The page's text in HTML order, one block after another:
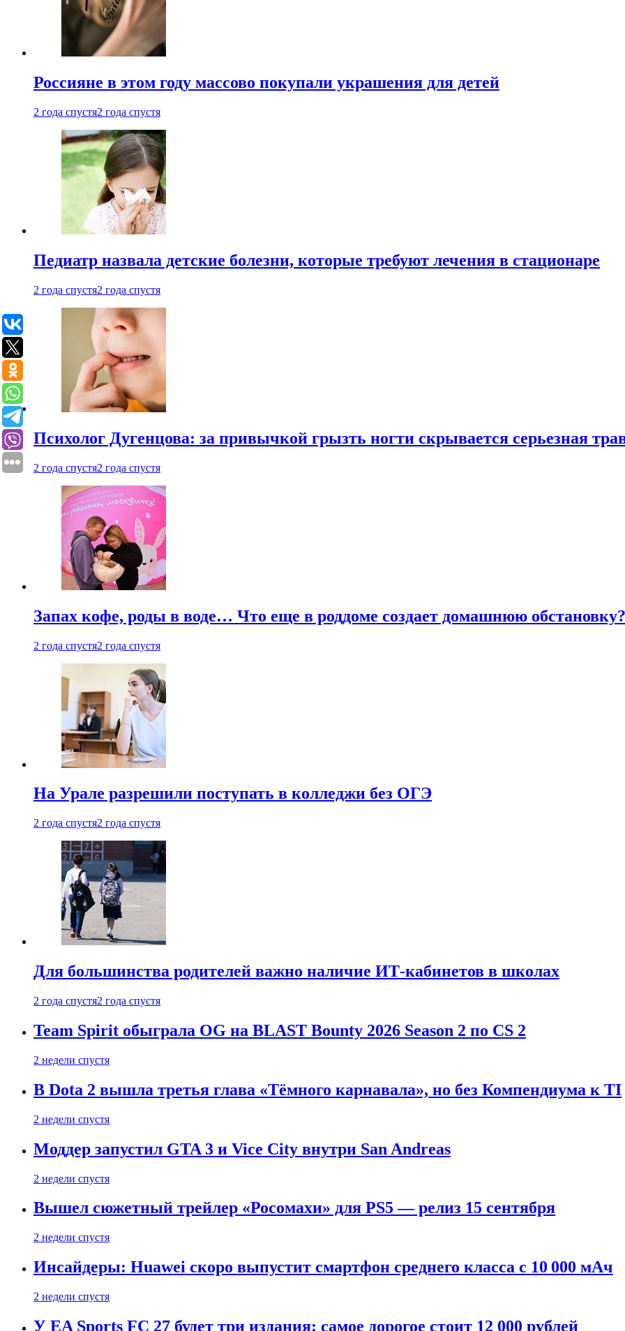
Россияне в этом году массово покупали украшения для детей
2 года спустя2 года спустя
Педиатр назвала детские болезни, которые требуют лечения в стационаре
2 года спустя2 года спустя
Психолог Дугенцова: за привычкой грызть ногти скрывается серьезная
2 года спустя2 года спустя
Запах кофе, роды в воде… Что еще в роддоме создает домашнюю обстановку?
2 года спустя2 года спустя
На Урале разрешили поступать в колледжи без ОГЭ
2 года спустя2 года спустя
Для большинства родителей важно наличие ИТ-кабинетов в школах
2 года спустя2 года спустя
Team Spirit обыграла OG на BLAST Bounty 2026 Season 2 по CS 2
2 недели спустя
В Dota 2 вышла третья глава «Тёмного карнавала», но без Компендиума к TI
2 недели спустя
Моддер запустил GTA 3 и Vice City внутри San Andreas
2 недели спустя
Вышел сюжетный трейлер «Росомахи» для PS5 — релиз 15 сентября
2 недели спустя
Инсайдеры: Huawei скоро выпустит смартфон среднего класса с 10 000 мАч
2 недели спустя
У EA Sports FC 27 будет три издания: самое дорогое стоит 12 000 рублей